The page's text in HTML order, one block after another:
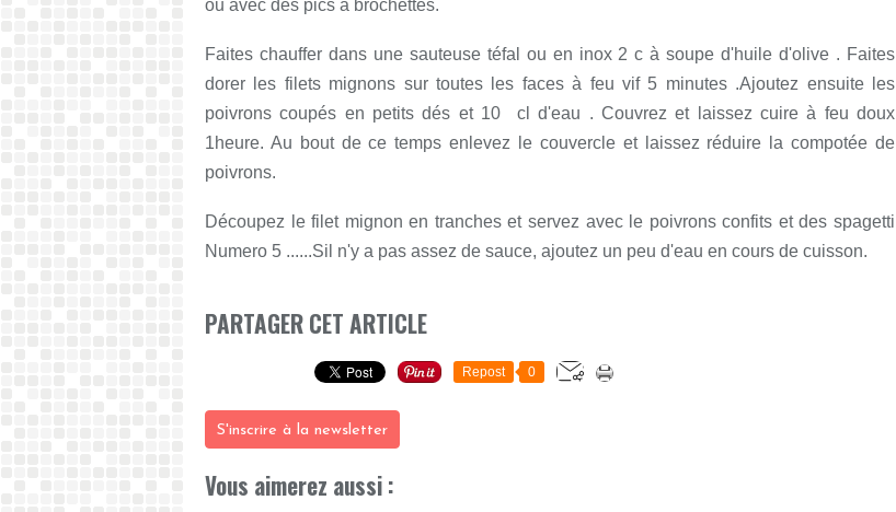
ou avec des pics à brochettes.
Faites chauffer dans une sauteuse téfal ou en inox 2 c à soupe d'huile d'olive . Faites
dorer les filets mignons sur toutes les faces à feu vif 5 minutes .Ajoutez ensuite les
poivrons coupés en petits dés et 10 cl d'eau . Couvrez et laissez cuire à feu doux
1heure. Au bout de ce temps enlevez le couvercle et laissez réduire la compotée de
poivrons.
Découpez le filet mignon en tranches et servez avec le poivrons confits et des spagetti
Numero 5 ......Sil n'y a pas assez de sauce, ajoutez un peu d'eau en cours de cuisson.
PARTAGER CET ARTICLE
Repost 0
S'inscrire à la newsletter
Vous aimerez aussi :